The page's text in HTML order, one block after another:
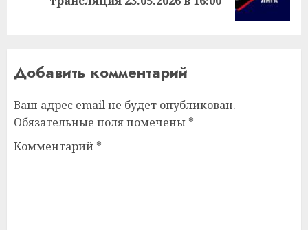
запись:
Добавить комментарий
Ваш адрес email не будет опубликован.
Обязательные поля помечены *
Комментарий *